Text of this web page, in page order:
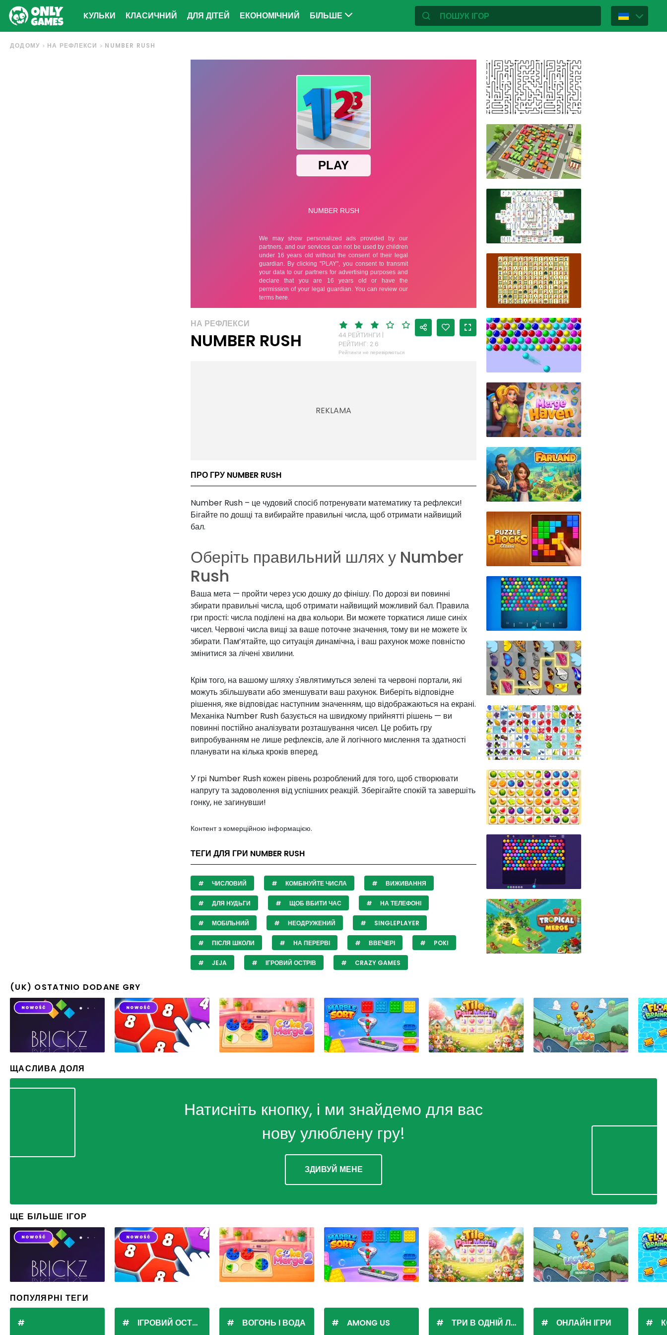
KУЛЬКИ КЛАСИЧНИЙ ДЛЯ ДІТЕЙ ЕКОНОМІЧНИЙ БІЛЬШЕ
ДОДОМУ НА РЕФЛЕКСИ NUMBER RUSH
НА РЕФЛЕКСИ
NUMBER RUSH
44 РЕЙТИНГИ |
РЕЙТИНГ: 2.6
Рейтинги не перевіряються
ПРО ГРУ NUMBER RUSH
Number Rush – це чудовий спосіб потренувати математику та рефлекси!
Бігайте по дошці та вибирайте правильні числа, щоб отримати найвищий
бал.
Оберіть правильний шлях у Number
Rush
Ваша мета — пройти через усю дошку до фінішу. По дорозі ви повинні
збирати правильні числа, щоб отримати найвищий можливий бал. Правила
гри прості: числа поділені на два кольори. Ви можете торкатися лише синіх
чисел. Червоні числа вищі за ваше поточне значення, тому ви не можете їх
збирати. Пам’ятайте, що ситуація динамічна, і ваш рахунок може повністю
змінитися за лічені хвилини.
Крім того, на вашому шляху з'являтимуться зелені та червоні портали, які
можуть збільшувати або зменшувати ваш рахунок. Виберіть відповідне
рішення, яке відповідає наступним значенням, що відображаються на екрані.
Механіка Number Rush базується на швидкому прийнятті рішень — ви
повинні постійно аналізувати розташування чисел. Це робить гру
випробуванням не лише рефлексів, але й логічного мислення та здатності
планувати на кілька кроків вперед.
У грі Number Rush кожен рівень розроблений для того, щоб створювати
напругу та задоволення від успішних реакцій. Зберігайте спокій та завершіть
гонку, не загинувши!
Контент з комерційною інформацією.
ТЕГИ ДЛЯ ГРИ NUMBER RUSH
ЧИСЛОВИЙ КОМБІНУЙТЕ ЧИСЛА ВИЖИВАННЯ
ДЛЯ НУДЬГИ ЩОБ ВБИТИ ЧАС НА ТЕЛЕФОНІ
МОБІЛЬНИЙ НЕОДРУЖЕНИЙ SINGLEPLAYER
ПІСЛЯ ШКОЛИ НА ПЕРЕРВІ ВВЕЧЕРІ POKI
JEJA ІГРОВИЙ ОСТРІВ CRAZY GAMES
(UK) OSTATNIO DODANE GRY
ЩАСЛИВА ДОЛЯ
Натисніть кнопку, і ми знайдемо для вас
нову улюблену гру!
ЗДИВУЙ МЕНЕ
ЩЕ БІЛЬШЕ ІГОР
ПОПУЛЯРНІ ТЕГИ
ІГРОВИЙ ОСТРІВ ВОГОНЬ І ВОДА AMONG US ТРИ В ОДНІЙ ЛІНІЇ ОНЛАЙН ІГРИ